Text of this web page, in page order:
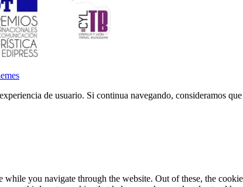
de usuario. Si continua navegando, consideramos que
you navigate through the website. Out of these, the